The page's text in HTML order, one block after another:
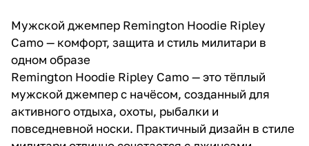
Мужской джемпер Remington Hoodie Ripley
Camo — комфорт, защита и стиль милитари в
одном образе
Remington Hoodie Ripley Camo — это тёплый
мужской джемпер с начёсом, созданный для
активного отдыха, охоты, рыбалки и
повседневной носки. Практичный дизайн в стиле